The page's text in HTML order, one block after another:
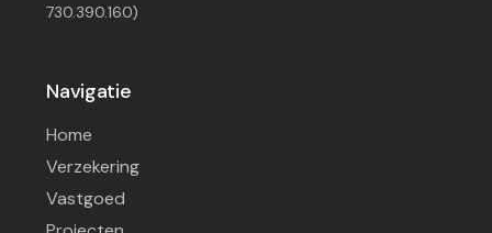
730.390.160)
Navigatie
Home
Verzekering
Vastgoed